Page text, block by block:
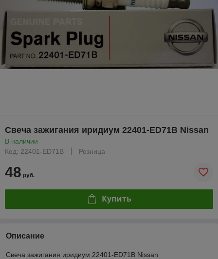
Свеча зажигания иридиум 22401-ED71B Nissan
В наличии
Код: 22401-ED71B
Розница
48 руб.
Купить
Описание
Свеча зажигания иридиум 22401-ED71B Nissan